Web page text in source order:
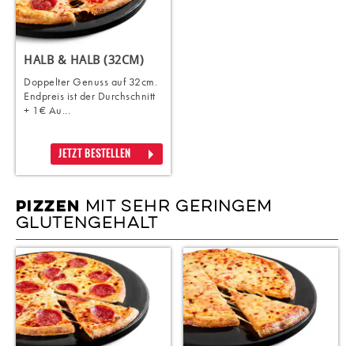
HALB & HALB (32CM)
Doppelter Genuss auf 32cm.
Endpreis ist der Durchschnitt
+ 1€ Au...
JETZT BESTELLEN
PIZZEN
MIT SEHR GERINGEM
GLUTENGEHALT